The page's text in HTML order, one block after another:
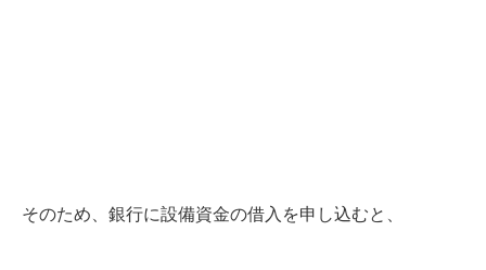
そのため、銀行に設備資金の借入を申し込むと、